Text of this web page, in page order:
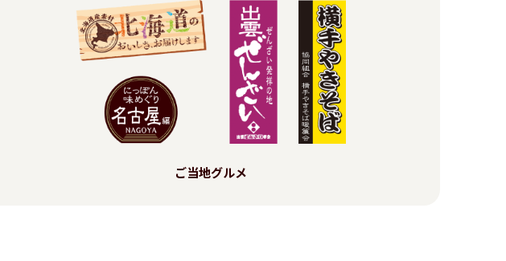
ご当地グルメ